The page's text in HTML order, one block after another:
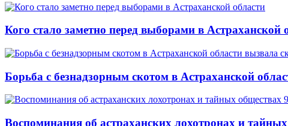
Кого стало заметно перед выборами в Астраханской
Борьба с безнадзорным скотом в Астраханской
Воспоминания об астраханских лохотронах и